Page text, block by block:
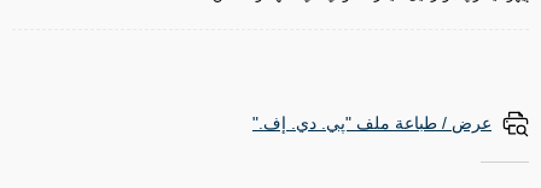
عرض / طباعة ملف "پي. دي. إف."